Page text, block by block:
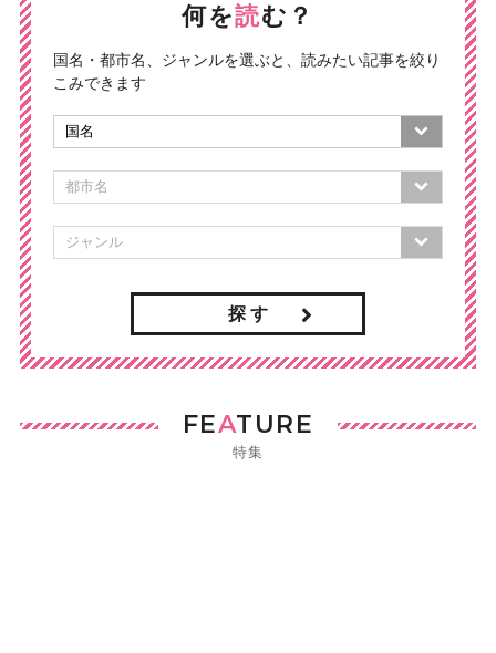
何を読む？
国名・都市名、ジャンルを選ぶと、読みたい記事を絞り
こみできます
探 す
FEATURE
特集